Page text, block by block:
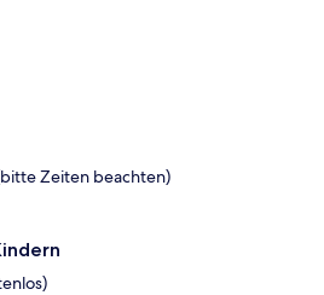
Zeiten beachten)